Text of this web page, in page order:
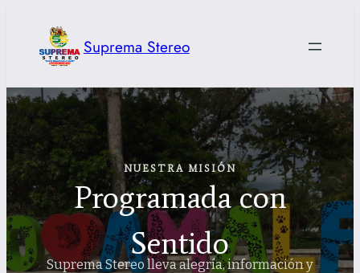
contenido
Suprema Stereo
NUESTRA MISIÓN
Programada con
Sentido
Suprema Stereo lleva alegría, información y